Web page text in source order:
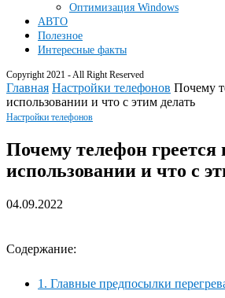
Оптимизация Windows
АВТО
Полезное
Интересные факты
Copyright 2021 - All Right Reserved
Главная Настройки телефонов Почему
использовании и что с этим делать
Настройки телефонов
Почему телефон греется
использовании и что с
04.09.2022
Содержание:
1. Главные предпосылки